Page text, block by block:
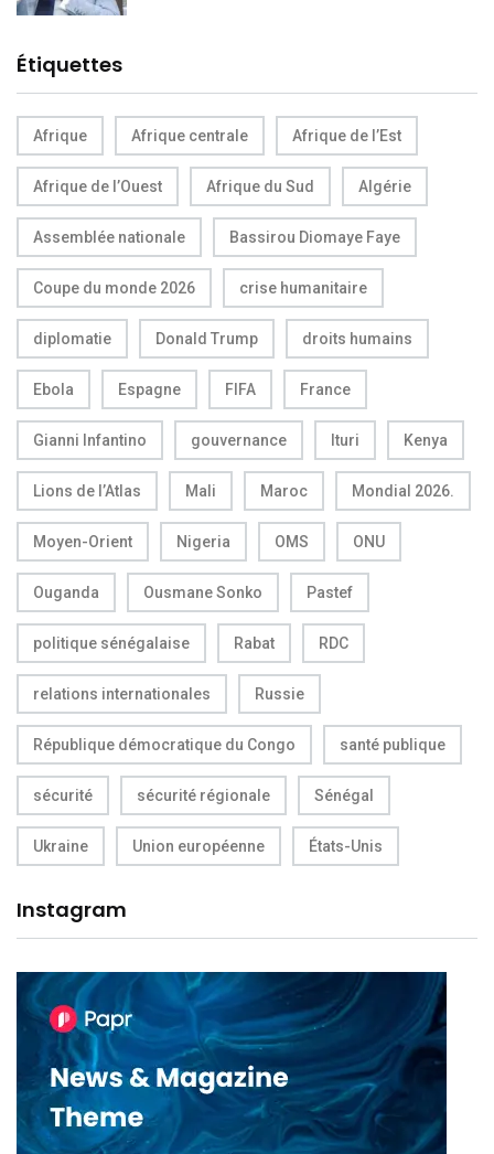
Étiquettes
Afrique Afrique centrale Afrique de l’Est
Afrique de l’Ouest Afrique du Sud Algérie
Assemblée nationale Bassirou Diomaye Faye
Coupe du monde 2026 crise humanitaire
diplomatie Donald Trump droits humains
Ebola Espagne FIFA France
Gianni Infantino gouvernance Ituri Kenya
Lions de l’Atlas Mali Maroc Mondial 2026.
Moyen-Orient Nigeria OMS ONU
Ouganda Ousmane Sonko Pastef
politique sénégalaise Rabat RDC
relations internationales Russie
République démocratique du Congo santé publique
sécurité sécurité régionale Sénégal
Ukraine Union européenne États-Unis
Instagram